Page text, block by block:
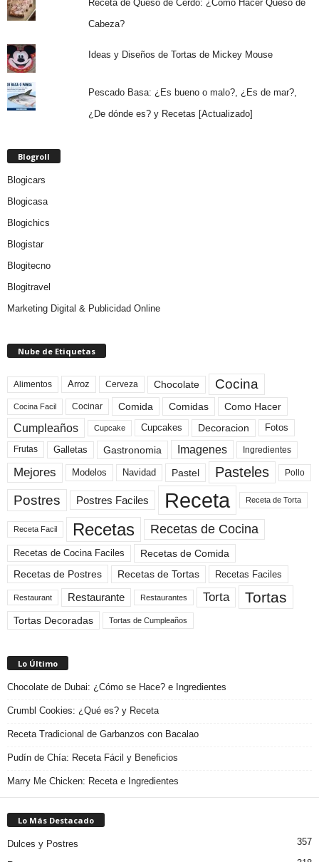
Receta de Queso de Cerdo: ¿Cómo Hacer Queso de
Cabeza?
Ideas y Diseños de Tortas de Mickey Mouse
Pescado Basa: ¿Es bueno o malo?, ¿Es de mar?,
¿De dónde es? y Recetas [Actualizado]
Blogroll
Blogicars
Blogicasa
Blogichics
Blogistar
Blogitecno
Blogitravel
Marketing Digital & Publicidad Online
Nube de Etiquetas
Alimentos Arroz Cerveza Chocolate Cocina
Cocina Facil Cocinar Comida Comidas Como Hacer
Cumpleaños Cupcake Cupcakes Decoracion Fotos
Frutas Galletas Gastronomia Imagenes Ingredientes
Mejores Modelos Navidad Pastel Pasteles Pollo
Postres Postres Faciles Receta Receta de Torta
Receta Facil Recetas Recetas de Cocina
Recetas de Cocina Faciles
Recetas de Comida
Recetas de Postres
Recetas de Tortas Recetas Faciles
Restaurant Restaurante Restaurantes Torta Tortas
Tortas Decoradas Tortas de Cumpleaños
Lo Último
Chocolate de Dubai: ¿Cómo se Hace? e Ingredientes
Crumbl Cookies: ¿Qué es? y Receta
Receta Tradicional de Garbanzos con Bacalao
Pudín de Chía: Receta Fácil y Beneficios
Marry Me Chicken: Receta e Ingredientes
Lo Más Destacado
Dulces y Postres 357